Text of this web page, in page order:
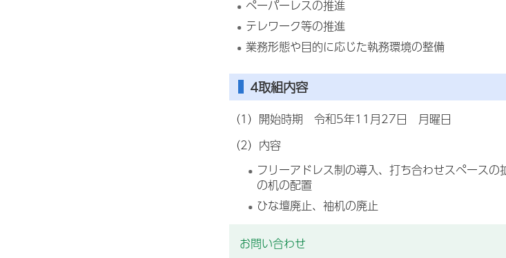
ペーパーレスの推進
テレワーク等の推進
業務形態や目的に応じた執務環境の整備
4取組内容
（1）開始時期 令和5年11月27日 月曜日
（2）内容
フリーアドレス制の導入、打ち合わせスペース
の机の配置
ひな壇廃止、袖机の廃止
お問い合わせ